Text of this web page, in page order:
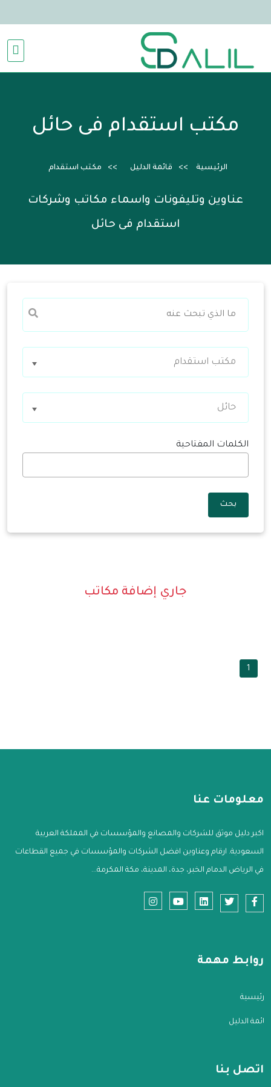
مكتب استقدام فى حائل
الرئيسية قائمة الدليل مكتب استقدام
عناوين وتليفونات واسماء مكاتب وشركات
استقدام فى حائل
مكتب استقدام
حائل
الكلمات المفتاحية
بحث
جاري إضافة مكاتب
1
معلومات عنا
اكبر دليل موثق للشركات والمصانع والمؤسسات في المملكة العربية
السعودية. ارقام وعناوين افضل الشركات والمؤسسات في جميع القطاعات
في الرياض الدمام الخبر، جدة، المدينة، مكة المكرمة...
روابط مهمة
الرئيسية
قائمة الدليل
اتصل بنا